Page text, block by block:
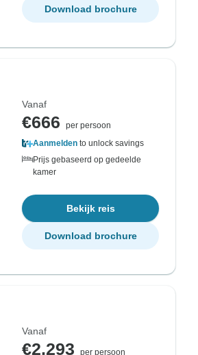
Download brochure
Vanaf
€666
per persoon
Aanmelden to unlock savings
Prijs gebaseerd op gedeelde
kamer
Bekijk reis
Download brochure
Vanaf
€2.293
per persoon